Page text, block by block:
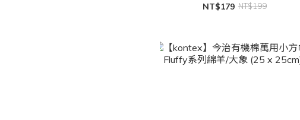
NT$179 NT$199